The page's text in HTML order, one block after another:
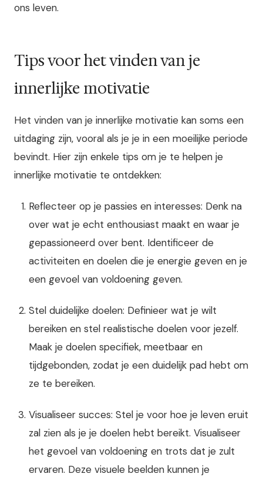
ons leven.
Tips voor het vinden van je
innerlijke motivatie
Het vinden van je innerlijke motivatie kan soms een
uitdaging zijn, vooral als je je in een moeilijke periode
bevindt. Hier zijn enkele tips om je te helpen je
innerlijke motivatie te ontdekken:
Reflecteer op je passies en interesses: Denk na
over wat je echt enthousiast maakt en waar je
gepassioneerd over bent. Identificeer de
activiteiten en doelen die je energie geven en je
een gevoel van voldoening geven.
Stel duidelijke doelen: Definieer wat je wilt
bereiken en stel realistische doelen voor jezelf.
Maak je doelen specifiek, meetbaar en
tijdgebonden, zodat je een duidelijk pad hebt om
ze te bereiken.
Visualiseer succes: Stel je voor hoe je leven eruit
zal zien als je je doelen hebt bereikt. Visualiseer
het gevoel van voldoening en trots dat je zult
ervaren. Deze visuele beelden kunnen je